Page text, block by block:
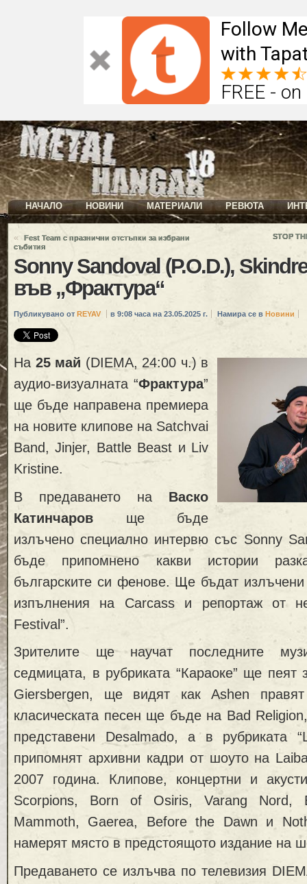
Follow
with
FREE -
НАЧАЛО НОВИНИ МАТЕРИАЛИ РЕВЮТА
«
Fest Team с празнични отстъпки за избрани
събития
STOP
Sonny Sandoval (P.O.D.),
във „Фрактура“
Публикувано от REYAV в 9:08 часа на 23.05.2025 г. Намира се в Новини
На 25 май (DIEMA, 24:00 ч.) в
аудио-визуалната “Фрактура”
ще бъде направена премиера
на новите клипове на Satchvai
Band, Jinjer, Battle Beast и Liv
Kristine.
В предаването на Васко
Катинчаров ще бъде
излъчено специално интервю със Sonny
бъде припомнено какви истории
българските си фенове. Ще бъдат
изпълнения нa Carcass и репортаж от
Festival”.
Зрителите ще научат последните
седмицата, в рубриката “Караоке” ще пеят
Giersbergen, ще видят как Ashen
класическата песен ще бъде нa Bad
представени Desalmado, a в рубриката
припомнят архивни кадри от шоуто на
2007 година. Клипове, концертни и
Scorpions, Born of Osiris, Varang Nord,
Mammoth, Gaerea, Before the Dawn и
намерят място в предстоящото издание на
Предаването се излъчва по телевизия